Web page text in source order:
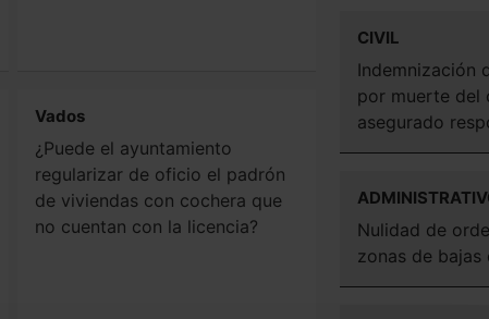
Vados
¿Puede el ayuntamiento
regularizar de oficio el padrón
de viviendas con cochera que
no cuentan con la licencia?
CIVIL
Indemnización
por muerte del
asegurado
Nulidad de
zonas de bajas